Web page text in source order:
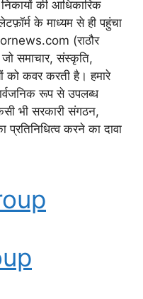
की आधिकारिक
के माध्यम से ही पहुंचा
(राठौर
समाचार, संस्कृति,
को कवर करती है। हमारे
रूप से उपलब्ध
भी सरकारी संगठन,
प्रतिनिधित्व करने का दावा